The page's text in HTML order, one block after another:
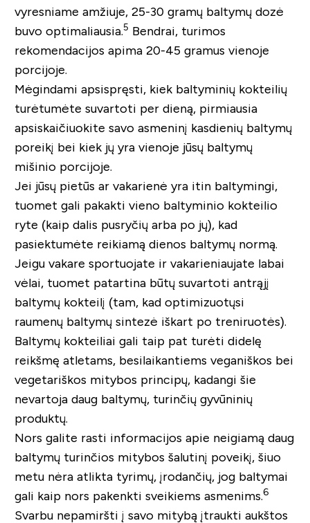
vyresniame amžiuje, 25-30 gramų baltymų dozė
buvo optimaliausia.5 Bendrai, turimos
rekomendacijos apima 20-45 gramus vienoje
porcijoje.
Mėgindami apsispręsti, kiek baltyminių kokteilių
turėtumėte suvartoti per dieną, pirmiausia
apsiskaičiuokite savo asmeninį kasdienių baltymų
poreikį bei kiek jų yra vienoje jūsų baltymų
mišinio porcijoje.
Jei jūsų pietūs ar vakarienė yra itin baltymingi,
tuomet gali pakakti vieno baltyminio kokteilio
ryte (kaip dalis pusryčių arba po jų), kad
pasiektumėte reikiamą dienos baltymų normą.
Jeigu vakare sportuojate ir vakarieniaujate labai
vėlai, tuomet patartina būtų suvartoti antrąjį
baltymų kokteilį (tam, kad optimizuotųsi
raumenų baltymų sintezė iškart po treniruotės).
Baltymų kokteiliai gali taip pat turėti didelę
reikšmę atletams, besilaikantiems veganiškos bei
vegetariškos mitybos principų, kadangi šie
nevartoja daug baltymų, turinčių gyvūninių
produktų.
Nors galite rasti informacijos apie neigiamą daug
baltymų turinčios mitybos šalutinį poveikį, šiuo
metu nėra atlikta tyrimų, įrodančių, jog baltymai
gali kaip nors pakenkti sveikiems asmenims.6
Svarbu nepamiršti į savo mitybą įtraukti aukštos